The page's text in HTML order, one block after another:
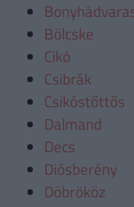
Bölcske
Cikó
Csibrák
Csikóstőttős
Dalmand
Decs
Diósberény
Döbrököz